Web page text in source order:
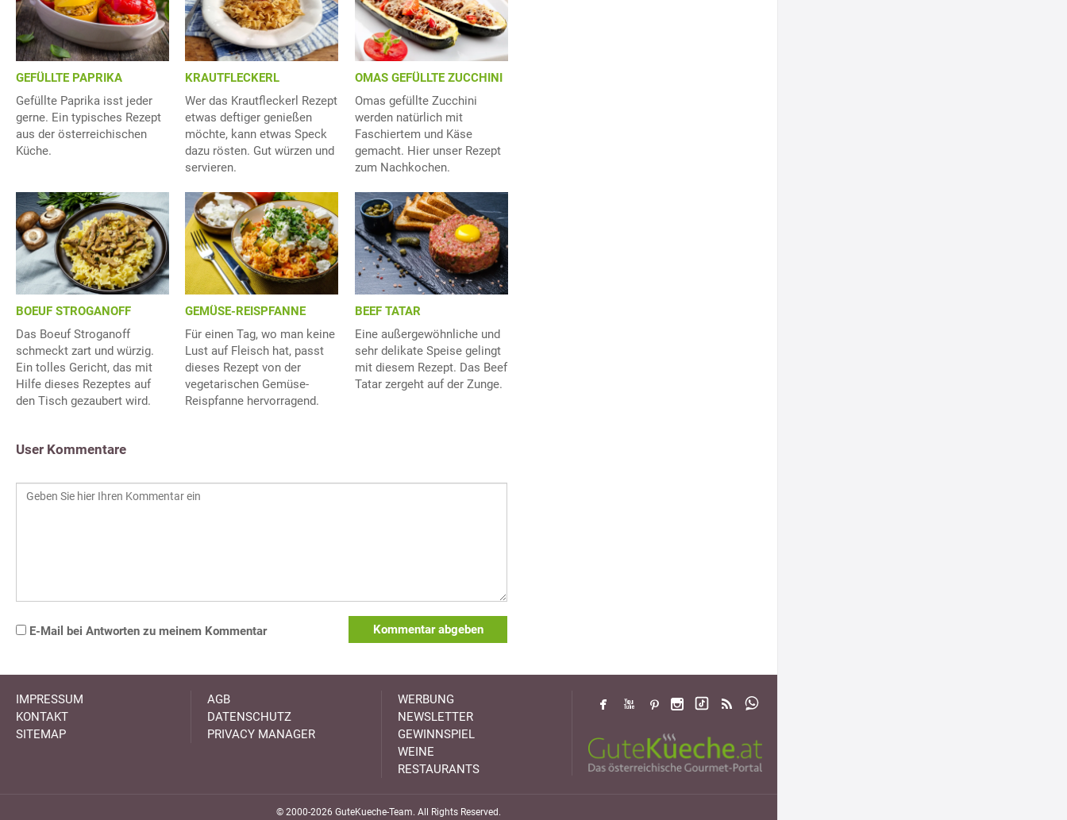
GEFÜLLTE PAPRIKA
Gefüllte Paprika isst jeder
gerne. Ein typisches Rezept
aus der österreichischen
Küche.
KRAUTFLECKERL
Wer das Krautfleckerl Rezept
etwas deftiger genießen
möchte, kann etwas Speck
dazu rösten. Gut würzen und
servieren.
OMAS GEFÜLLTE ZUCCHINI
Omas gefüllte Zucchini
werden natürlich mit
Faschiertem und Käse
gemacht. Hier unser Rezept
zum Nachkochen.
BOEUF STROGANOFF
Das Boeuf Stroganoff
schmeckt zart und würzig.
Ein tolles Gericht, das mit
Hilfe dieses Rezeptes auf
den Tisch gezaubert wird.
GEMÜSE-REISPFANNE
Für einen Tag, wo man keine
Lust auf Fleisch hat, passt
dieses Rezept von der
vegetarischen Gemüse-
Reispfanne hervorragend.
BEEF TATAR
Eine außergewöhnliche und
sehr delikate Speise gelingt
mit diesem Rezept. Das Beef
Tatar zergeht auf der Zunge.
User Kommentare
E-Mail bei Antworten zu meinem Kommentar Kommentar abgeben
IMPRESSUM
KONTAKT
SITEMAP
AGB
DATENSCHUTZ
PRIVACY MANAGER
WERBUNG
NEWSLETTER
GEWINNSPIEL
WEINE
RESTAURANTS
© 2000-2026 GuteKueche-Team. All Rights Reserved.